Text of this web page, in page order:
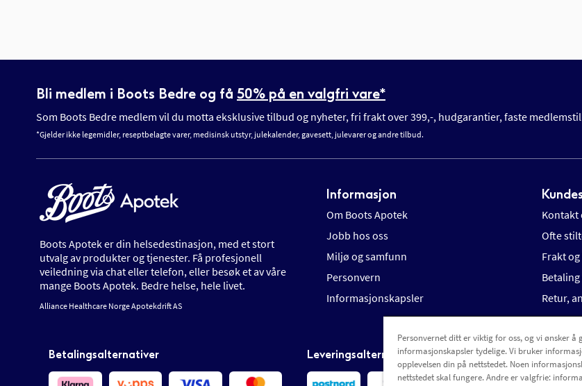
Bli medlem i Boots Bedre og få 50% på en valgfri vare*
Som Boots Bedre medlem vil du motta eksklusive tilbud og nyheter, fri frakt over 399,-, hudgarantier, faste
*Gjelder ikke legemidler, reseptbelagte varer, medisinsk utstyr, julekalender, gavesett, julevarer og andre tilbud.
Boots Apotek er din helsedestinasjon, med et stort
utvalg av produkter og tjenester. Få profesjonell
veiledning via chat eller telefon, eller besøk et av våre
mange Boots Apotek. Bedre helse, hele livet.
Alliance Healthcare Norge Apotekdrift AS
Informasjon
Om Boots Apotek
Jobb hos oss
Miljø og samfunn
Personvern
Informasjonskapsler
Kontakt
Ofte
Frakt
Retur,
Betalingsalternativer Leveringsalternativer
Personvernet ditt er viktig for oss, og vi ønsker å
informasjonskapsler tydelige. Vi bruker
opplevelsen din på nettstedet. Noen
nettstedet skal fungere. Andre er valgfrie: